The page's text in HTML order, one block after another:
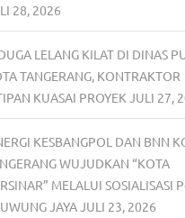
28, 2026
LELANG KILAT DI DINAS
TANGERANG, KONTRAKTOR
KUASAI PROYEK JULI 27,
KESBANGPOL DAN BNN
WUJUDKAN “KOTA
MELALUI SOSIALISASI
JAYAJULI 23, 2026